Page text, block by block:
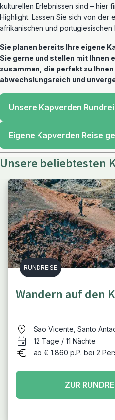
kulturellen Erlebnissen sind – hier
Highlight. Lassen Sie sich von der
afrikanischen und portugiesischen
Sie planen bereits Ihre eigene
Sie gerne und stellen mit Ihnen
zusammen, die perfekt zu
abwechslungsreich und
Unsere Kapverden
Eigene Kapverden Reise
Unsere beliebtesten
RUNDREISE
Wandern auf den
Sao Vicente, Santo
Fogo
12 Tage / 11 Nächte
ab € 1.860 p.P. bei 2
ZUR